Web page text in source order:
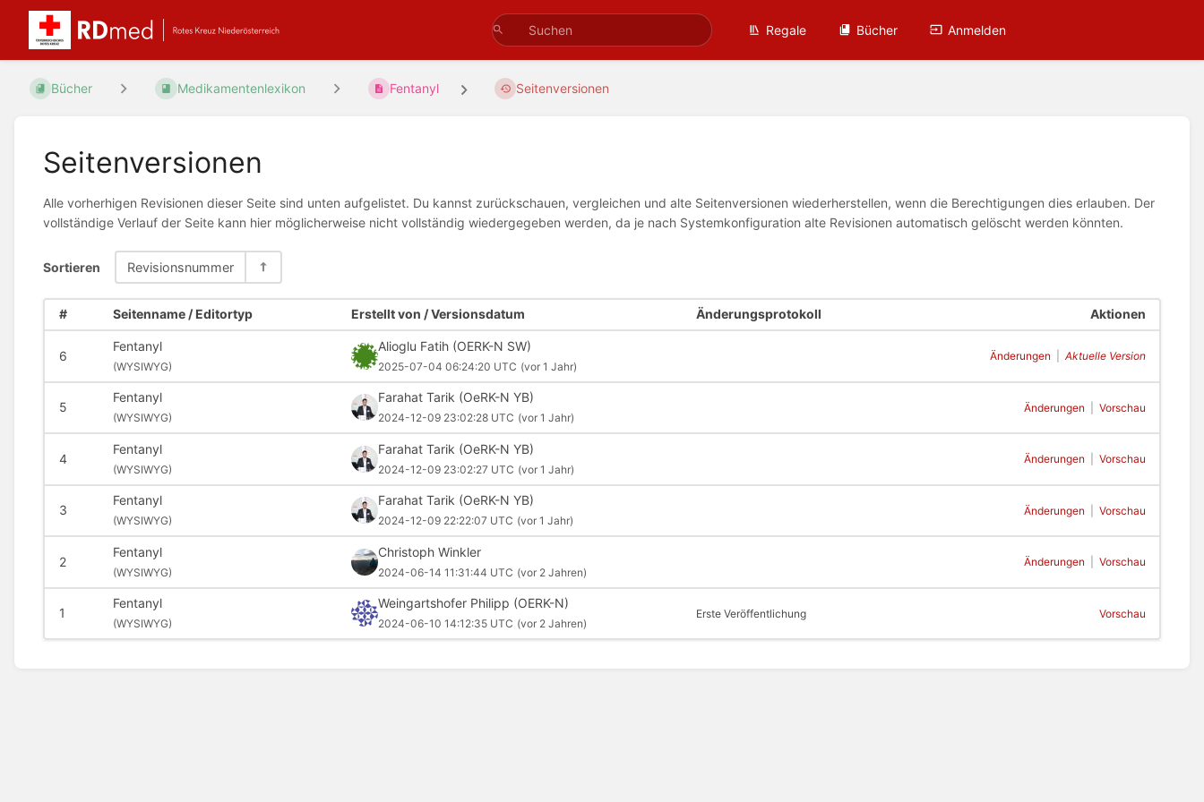
Regale Bücher Anmelden
Bücher Medikamentenlexikon Fentanyl Seitenversionen
Seitenversionen
Alle vorherhigen Revisionen dieser Seite sind unten aufgelistet. Du kannst zurückschauen, vergleichen und alte Seitenversionen wiederherstellen, wenn die Berechtigungen dies erlauben. Der
vollständige Verlauf der Seite kann hier möglicherweise nicht vollständig wiedergegeben werden, da je nach Systemkonfiguration alte Revisionen automatisch gelöscht werden könnten.
Sortieren Revisionsnummer
# Seitenname / Editortyp Erstellt von / Versionsdatum Änderungsprotokoll Aktionen
6
Fentanyl
(WYSIWYG)
Alioglu Fatih (OERK-N SW)
2025-07-04 06:24:20 UTC (vor 1 Jahr)
Änderungen Aktuelle Version
5
Fentanyl
(WYSIWYG)
Farahat Tarik (OeRK-N YB)
2024-12-09 23:02:28 UTC (vor 1 Jahr)
Änderungen Vorschau
4
Fentanyl
(WYSIWYG)
Farahat Tarik (OeRK-N YB)
2024-12-09 23:02:27 UTC (vor 1 Jahr)
Änderungen Vorschau
3
Fentanyl
(WYSIWYG)
Farahat Tarik (OeRK-N YB)
2024-12-09 22:22:07 UTC (vor 1 Jahr)
Änderungen Vorschau
2
Fentanyl
(WYSIWYG)
Christoph Winkler
2024-06-14 11:31:44 UTC (vor 2 Jahren)
Änderungen Vorschau
1
Fentanyl
(WYSIWYG)
Weingartshofer Philipp (OERK-N)
2024-06-10 14:12:35 UTC (vor 2 Jahren)
Erste Veröffentlichung Vorschau